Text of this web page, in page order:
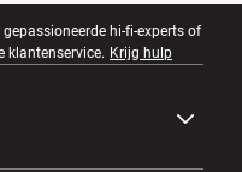
hi-fi-experts of
klantenservice. Krijg hulp